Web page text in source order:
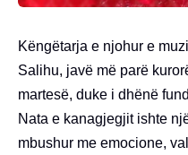
Këngëtarja e njohur e
Salihu, javë më parë
martesë, duke i dhënë
Nata e kanagjegjit ishte
mbushur me emocione,